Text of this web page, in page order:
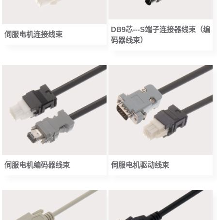
伺服电机连接线束
DB9芯---S端子连接器线束（编
码器线束）
伺服电机编码器线束 伺服电机驱动线束